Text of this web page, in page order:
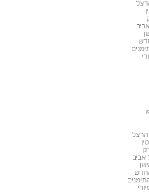
הרצל
אביב